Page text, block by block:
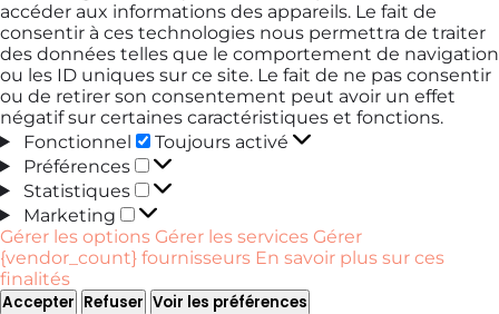
accéder aux informations des appareils. Le fait de
consentir à ces technologies nous permettra de traiter
des données telles que le comportement de navigation
ou les ID uniques sur ce site. Le fait de ne pas consentir
ou de retirer son consentement peut avoir un effet
négatif sur certaines caractéristiques et fonctions.
Fonctionnel
Fonctionnel
Toujours activé
Préférences
Préférences
Statistiques
Statistiques
Marketing
Marketing
Gérer les options Gérer les services Gérer
{vendor_count} fournisseurs En savoir plus sur ces
finalités
Accepter Refuser Voir les préférences